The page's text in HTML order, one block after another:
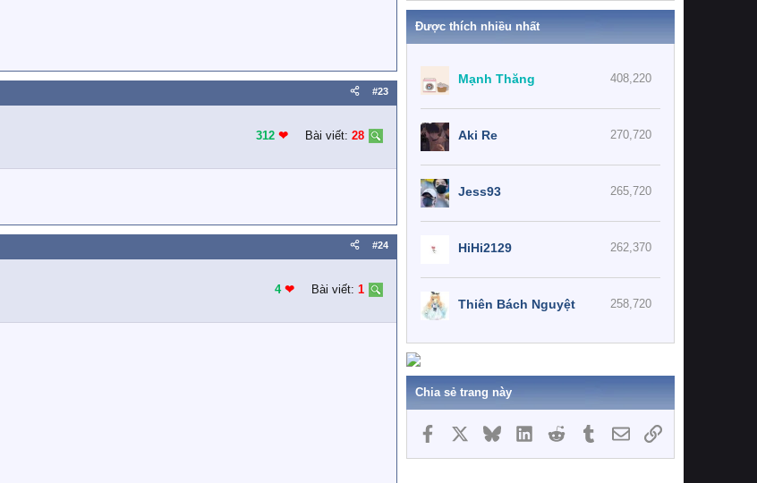
#23
312 ❤︎ Bài viết: 28
#24
4 ❤︎ Bài viết: 1
Được thích nhiều nhất
408,220
Mạnh Thăng
270,720
Aki Re
265,720
Jess93
262,370
HiHi2129
258,720
Thiên Bách Nguyệt
Chia sẻ trang này
Facebook BlueskyLinkedInReddit TumblrEmailLink